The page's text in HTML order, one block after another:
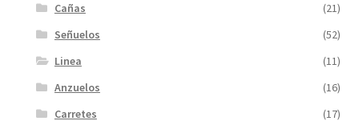
Cañas
(21)
Señuelos
(52)
Linea
(11)
Anzuelos
(16)
Carretes
(17)